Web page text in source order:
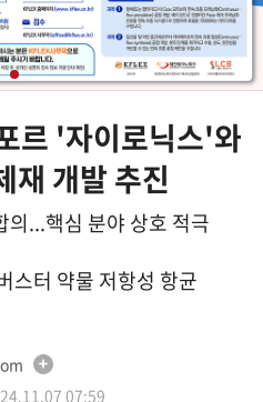
르 '자이로닉스'와
재 개발 추진
의...핵심 분야 상호 적극
스터 약물 저항성 항균
07:59